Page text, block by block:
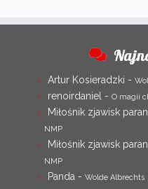
Artur Kosieradzki -
renoirdaniel - O magii
Miłośnik zjawisk
NMP
Miłośnik zjawisk
NMP
Panda - Wolde Albrechts